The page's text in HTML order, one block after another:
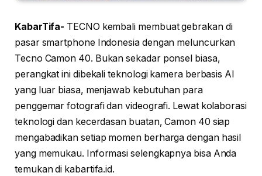
KabarTifa- TECNO kembali membuat gebrakan di
pasar smartphone Indonesia dengan meluncurkan
Tecno Camon 40. Bukan sekadar ponsel biasa,
perangkat ini dibekali teknologi kamera berbasis AI
yang luar biasa, menjawab kebutuhan para
penggemar fotografi dan videografi. Lewat kolaborasi
teknologi dan kecerdasan buatan, Camon 40 siap
mengabadikan setiap momen berharga dengan hasil
yang memukau. Informasi selengkapnya bisa Anda
temukan di kabartifa.id.